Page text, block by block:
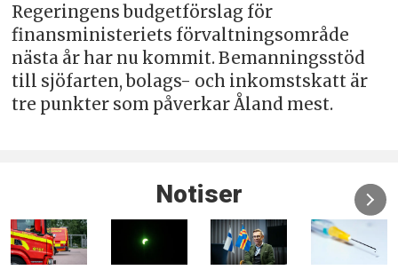
Regeringens budgetförslag för
finansministeriets förvaltningsområde
nästa år har nu kommit. Bemanningsstöd
till sjöfarten, bolags- och inkomstskatt är
tre punkter som påverkar Åland mest.
Notiser